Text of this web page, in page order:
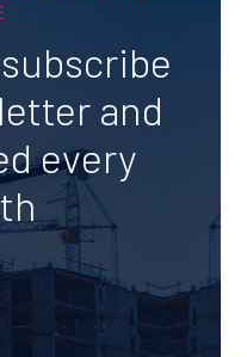
and
every